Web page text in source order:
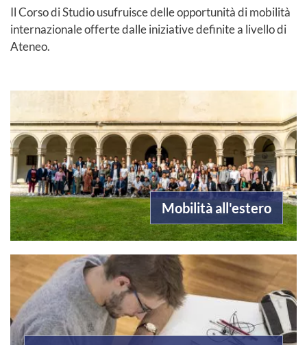
Il Corso di Studio usufruisce delle opportunità di mobilità
internazionale offerte dalle iniziative definite a livello di
Ateneo.
Mobilità all'estero